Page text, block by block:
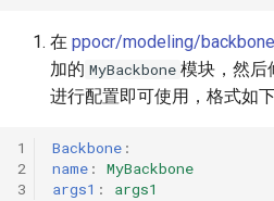
在 ppocr/modeling/
加的 MyBackbone 模块，然后
进行配置即可使用，格式如
1
2
3
Backbone :
name :
MyBackbone
args1 : args1